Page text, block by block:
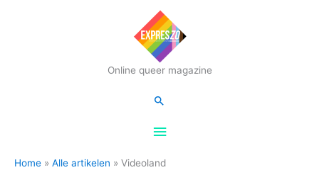
Online queer magazine
Hoofdmenu
Zoeken
Home Alle artikelen Videoland